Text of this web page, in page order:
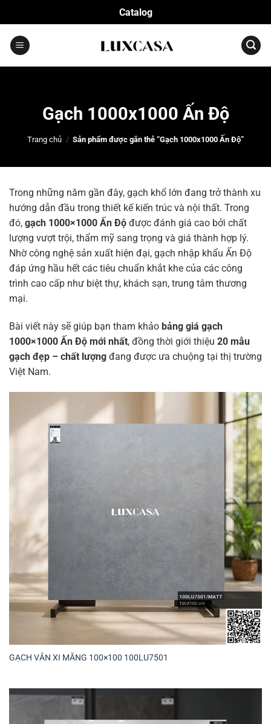
qua
nội
dung
Catalog
Gạch 1000x1000 Ấn Độ
Trang chủ / Sản phẩm được gắn thẻ “Gạch 1000x1000 Ấn Độ”
Trong những năm gần đây, gạch khổ lớn đang trở thành xu
hướng dẫn đầu trong thiết kế kiến trúc và nội thất. Trong
đó, gạch 1000×1000 Ấn Độ được đánh giá cao bởi chất
lượng vượt trội, thẩm mỹ sang trọng và giá thành hợp lý.
Nhờ công nghệ sản xuất hiện đại, gạch nhập khẩu Ấn Độ
đáp ứng hầu hết các tiêu chuẩn khắt khe của các công
trình cao cấp như biệt thự, khách sạn, trung tâm thương
mại.
Bài viết này sẽ giúp bạn tham khảo bảng giá gạch
1000×1000 Ấn Độ mới nhất, đồng thời giới thiệu 20 mẫu
gạch đẹp – chất lượng đang được ưa chuộng tại thị trường
Việt Nam.
GẠCH VÂN XI MĂNG 100×100 100LU7501